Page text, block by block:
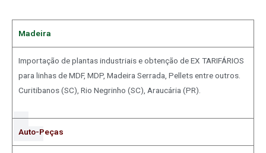
Madeira
Importação de plantas industriais e obtenção de EX TARIFÁRIOS
para linhas de MDF, MDP, Madeira Serrada, Pellets entre outros.
Curitibanos (SC), Rio Negrinho (SC), Araucária (PR).
Auto-Peças